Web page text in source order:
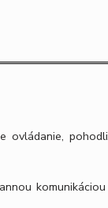
ovládanie,